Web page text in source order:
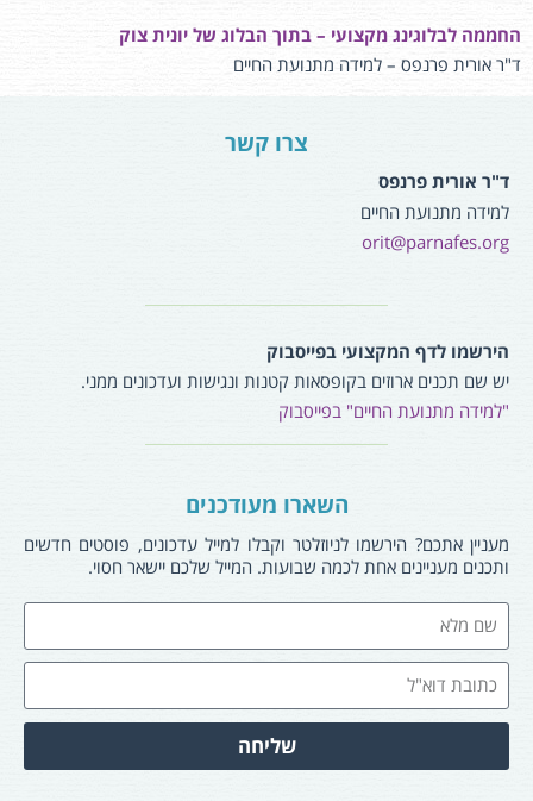
החממה לבלוגינג מקצועי – בתוך הבלוג של יונית צוק
ד"ר אורית פרנפס – למידה מתנועת החיים
צרו קשר
ד"ר אורית פרנפס
למידה מתנועת החיים
orit@parnafes.org
הירשמו לדף המקצועי בפייסבוק
יש שם תכנים ארוזים בקופסאות קטנות ונגישות ועדכונים ממני.
"למידה מתנועת החיים" בפייסבוק
השארו מעודכנים
מעניין אתכם? הירשמו לניוזלטר וקבלו למייל עדכונים, פוסטים חדשים
ותכנים מעניינים אחת לכמה שבועות. המייל שלכם יישאר חסוי.
שליחה